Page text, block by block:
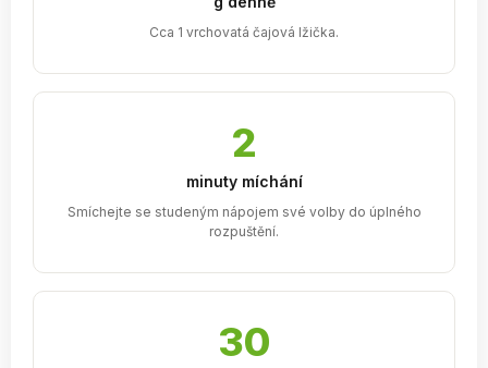
Cca 1 vrchovatá čajová lžička.
2
minuty míchání
Smíchejte se studeným nápojem své volby do úplného
rozpuštění.
30